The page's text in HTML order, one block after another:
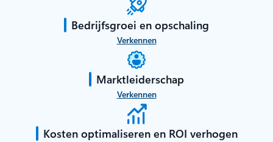
Bedrijfsgroei en opschaling
Verkennen
Marktleiderschap
Verkennen
Kosten optimaliseren en ROI verhogen